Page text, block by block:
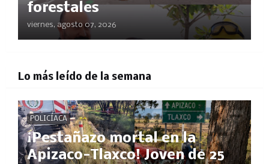
forestales
viernes, agosto 07, 2026
Lo más leído de la semana
POLICÍACA
¡Pestañazo mortal en la
Apizaco-Tlaxco! Joven de 25